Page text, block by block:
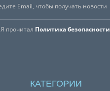
Я прочитал Политика безопасности
КАТЕГОРИИ